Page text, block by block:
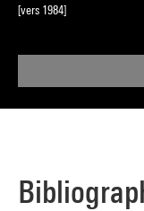
[vers 1984]